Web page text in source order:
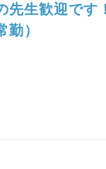
生歓迎です
）